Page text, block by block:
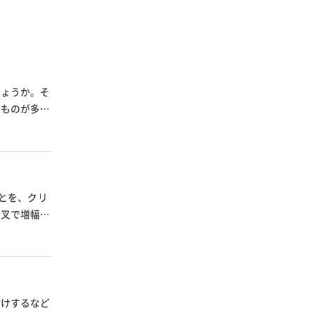
うか。そ
のが多い
を、クリ
で増幅さ
するなど